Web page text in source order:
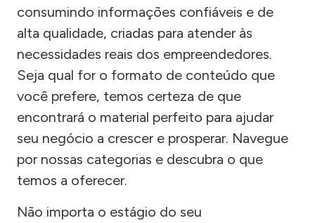
consumindo informações confiáveis e de
alta qualidade, criadas para atender às
necessidades reais dos empreendedores.
Seja qual for o formato de conteúdo que
você prefere, temos certeza de que
encontrará o material perfeito para ajudar
seu negócio a crescer e prosperar. Navegue
por nossas categorias e descubra o que
temos a oferecer.
Não importa o estágio do seu